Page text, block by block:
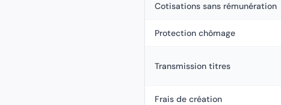
Cotisations sans rémunération
Protection chômage
Transmission titres
Frais de création